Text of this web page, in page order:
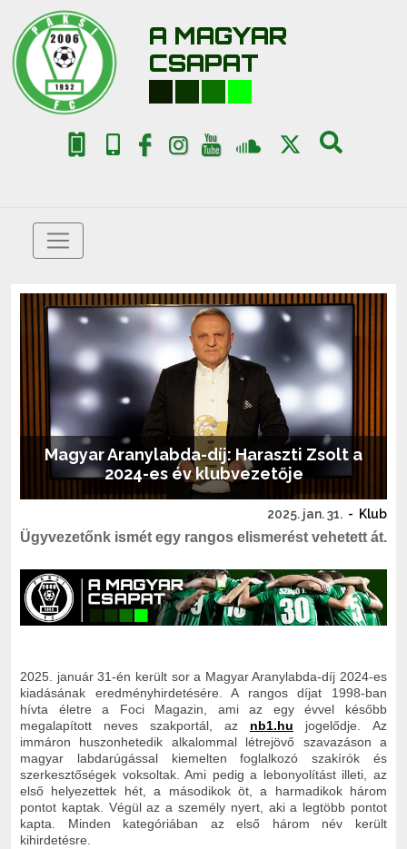
A MAGYAR
CSAPAT
Magyar Aranylabda-díj: Haraszti Zsolt a
2024-es év klubvezetője
2025. jan. 31. - Klub
Ügyvezetőnk ismét egy rangos elismerést vehetett át.
2025. január 31-én került sor a Magyar Aranylabda-díj 2024-es
kiadásának eredményhirdetésére. A rangos díjat 1998-ban
hívta életre a Foci Magazin, ami az egy évvel később
megalapított neves szakportál, az
nb1.hu
jogelődje. Az
immáron huszonhetedik alkalommal létrejövő szavazáson a
magyar labdarúgással kiemelten foglalkozó szakírók és
szerkesztőségek voksoltak. Ami pedig a lebonyolítást illeti, az
első helyezettek hét, a másodikok öt, a harmadikok három
pontot kaptak. Végül az a személy nyert, aki a legtöbb pontot
kapta. Minden kategóriában az első három név került
kihirdetésre.